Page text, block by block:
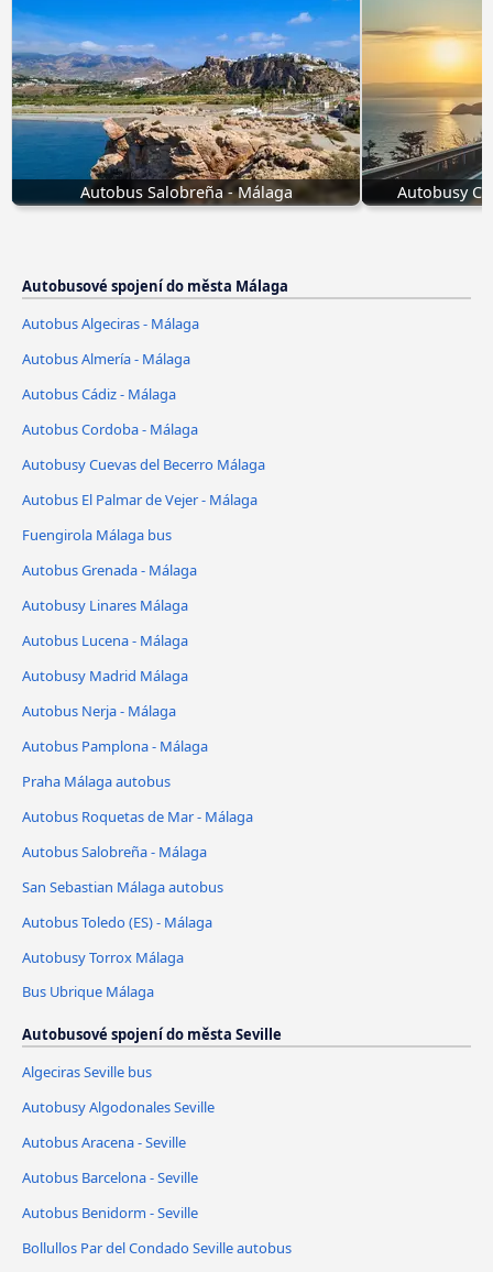
Autobus Salobreña - Málaga Autobusy
Autobusové spojení do města Málaga
Autobus Algeciras - Málaga
Autobus Almería - Málaga
Autobus Cádiz - Málaga
Autobus Cordoba - Málaga
Autobusy Cuevas del Becerro Málaga
Autobus El Palmar de Vejer - Málaga
Fuengirola Málaga bus
Autobus Grenada - Málaga
Autobusy Linares Málaga
Autobus Lucena - Málaga
Autobusy Madrid Málaga
Autobus Nerja - Málaga
Autobus Pamplona - Málaga
Praha Málaga autobus
Autobus Roquetas de Mar - Málaga
Autobus Salobreña - Málaga
San Sebastian Málaga autobus
Autobus Toledo (ES) - Málaga
Autobusy Torrox Málaga
Bus Ubrique Málaga
Autobusové spojení do města Seville
Algeciras Seville bus
Autobusy Algodonales Seville
Autobus Aracena - Seville
Autobus Barcelona - Seville
Autobus Benidorm - Seville
Bollullos Par del Condado Seville autobus